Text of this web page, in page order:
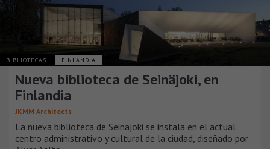
BIBLIOTECAS FINLANDIA
Nueva biblioteca de Seinäjoki, en
Finlandia
JKMM Architects
La nueva biblioteca de Seinäjoki se instala en el actual
centro administrativo y cultural de la ciudad, diseñado por